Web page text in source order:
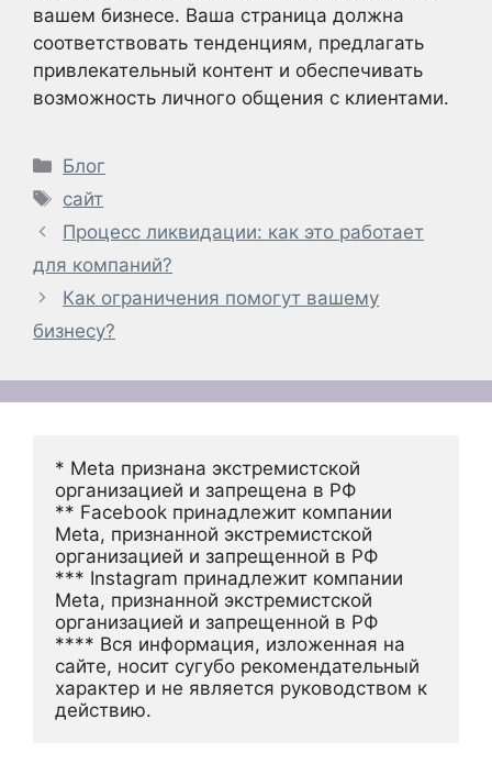
вашем бизнесе. Ваша страница должна
соответствовать тенденциям, предлагать
привлекательный контент и обеспечивать
возможность личного общения с клиентами.
Рубрики
Блог
Метки
сайт
Процесс ликвидации: как это работает
для компаний?
Как ограничения помогут вашему
бизнесу?
* Meta признана экстремистской
организацией и запрещена в РФ
** Facebook принадлежит компании
Meta, признанной экстремистской
организацией и запрещенной в РФ
*** Instagram принадлежит компании
Meta, признанной экстремистской
организацией и запрещенной в РФ
**** Вся информация, изложенная на
сайте, носит сугубо рекомендательный
характер и не является руководством к
действию.